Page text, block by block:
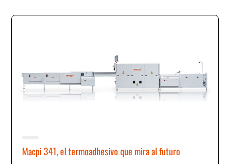
Macpi 341, el termoadhesivo que mira al futuro